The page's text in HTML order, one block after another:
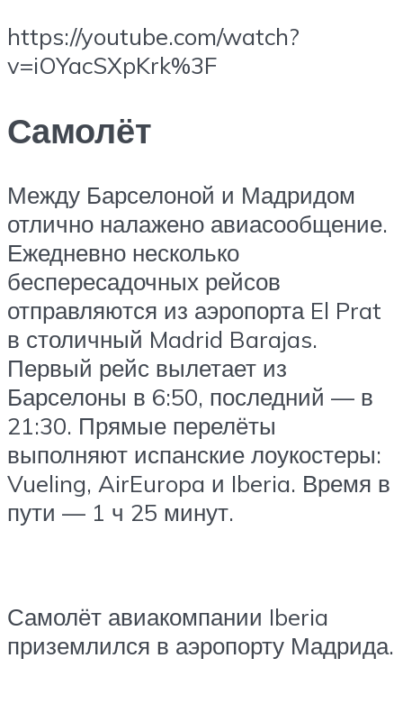
https://youtube.com/watch?
v=iOYacSXpKrk%3F
Самолёт
Между Барселоной и Мадридом
отлично налажено авиасообщение.
Ежедневно несколько
беспересадочных рейсов
отправляются из аэропорта El Prat
в столичный Madrid Barajas.
Первый рейс вылетает из
Барселоны в 6:50, последний — в
21:30. Прямые перелёты
выполняют испанские лоукостеры:
Vueling, AirEuropa и Iberia. Время в
пути — 1 ч 25 минут.
Самолёт авиакомпании Iberia
приземлился в аэропорту Мадрида.